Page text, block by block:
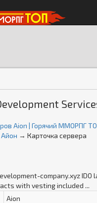
Aion | Горячий ММОРПГ
Айон → Карточка сервера
company.xyz IDO
with vesting included ...
Aion